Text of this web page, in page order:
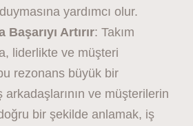
yardımcı olur.
Başarıyı Artırır: Takım
liderlikte ve müşteri
rezonans büyük bir
arkadaşlarının ve müşterilerin
bir şekilde anlamak, iş